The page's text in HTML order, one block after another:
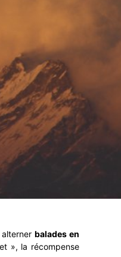
alternerbalades en
», la récompense